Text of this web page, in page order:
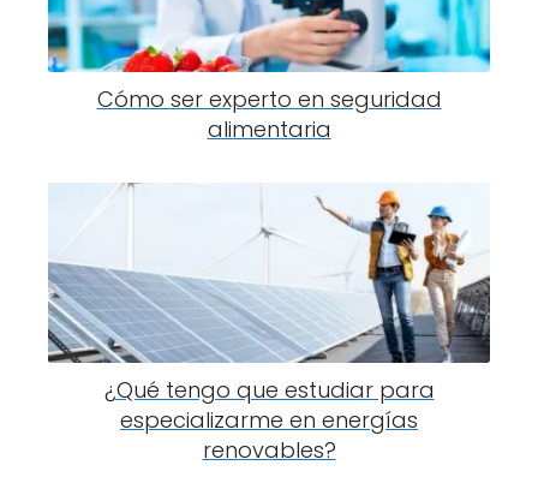
Cómo ser experto en seguridad
alimentaria
¿Qué tengo que estudiar para
especializarme en energías
renovables?